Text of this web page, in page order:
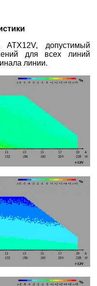
допустимый
для всех линий
линии.